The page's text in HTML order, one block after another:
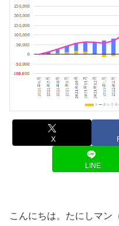
X
LINE
こんにちは。たにしマン